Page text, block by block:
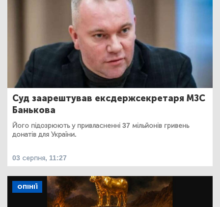
Суд заарештував ексдержсекретаря МЗС
Банькова
Його підозрюють у привласненні 37 мільйонів гривень
донатів для України.
03 серпня, 11:27
ОПІНІЇ